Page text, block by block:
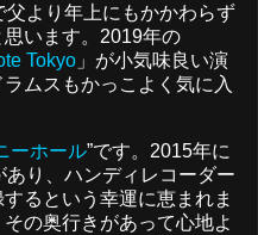
より年上にもかかわらず
います。2019年の
Tokyo 」が小気味良い演
ムスもかっこよく気に入
ーホール”です。2015年に
り、ハンディレコーダー
るという幸運に恵まれま
の奥行きがあって心地よ